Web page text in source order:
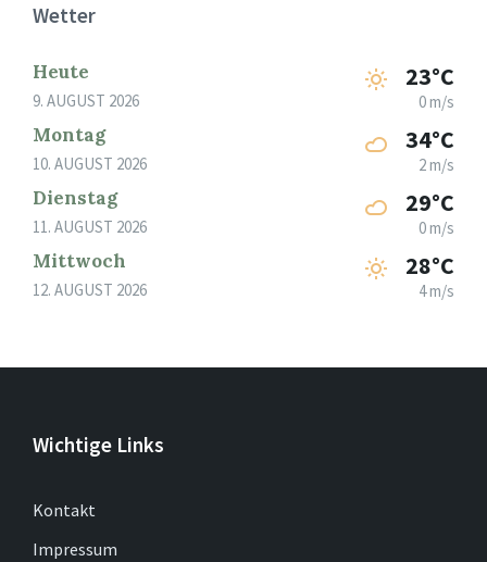
Wetter
Heute
9. AUGUST 2026
23°C
0 m/s
Montag
10. AUGUST 2026
34°C
2 m/s
Dienstag
11. AUGUST 2026
29°C
0 m/s
Mittwoch
12. AUGUST 2026
28°C
4 m/s
Wichtige Links
Kontakt
Impressum